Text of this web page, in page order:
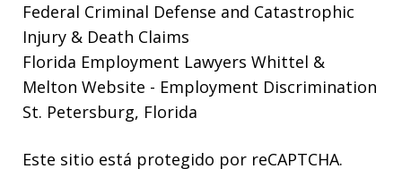
Federal Criminal Defense and Catastrophic
Injury & Death Claims
Florida Employment Lawyers Whittel &
Melton Website - Employment Discrimination
St. Petersburg, Florida
Este sitio está protegido por reCAPTCHA.